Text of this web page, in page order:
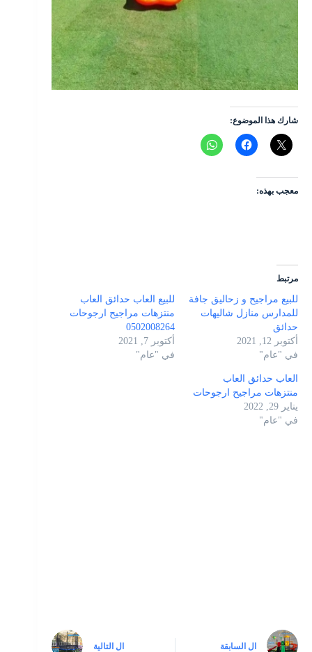
شارك هذا الموضوع:
معجب بهذه:
مرتبط
للبيع مراجيح و زحاليق جافة
للمدارس منازل شاليهات
حدائق
أكتوبر 12, 2021
في "عام"
للبيع العاب حدائق العاب
منتزهات مراجيح ارجوحات
0502008264
أكتوبر 7, 2021
في "عام"
العاب حدائق العاب
منتزهات مراجيح ارجوحات
يناير 29, 2022
في "عام"
ال السابقة ال التالية